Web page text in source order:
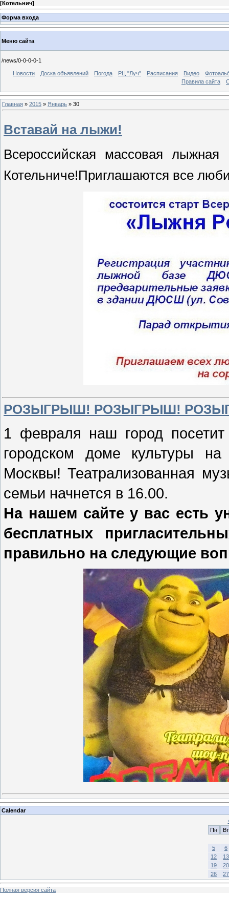
[Котельнич]
Форма входа
Меню сайта
/news/0-0-0-0-1
Новости Доска объявлений Погода РЦ "Луч" Расписания Видео
Правила сайта
Главная » 2015 » Январь » 30
Вставай на лыжи!
Всероссийская массовая
Котельниче!Приглашаются все
РОЗЫГРЫШ! РОЗЫГРЫШ!
1 февраля наш город
городском доме культуры
Москвы! Театрализованная
семьи начнется в 16.00.
На нашем сайте у вас есть
бесплатных
правильно на следующие
Calendar
Пн
Вт
5
6
12
13
19
20
26
27
Полная версия сайта